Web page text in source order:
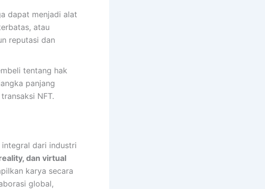
dapat menjadi alat
atau
reputasi dan
tentang hak
panjang
NFT.
dari industri
dan virtual
karya secara
global,